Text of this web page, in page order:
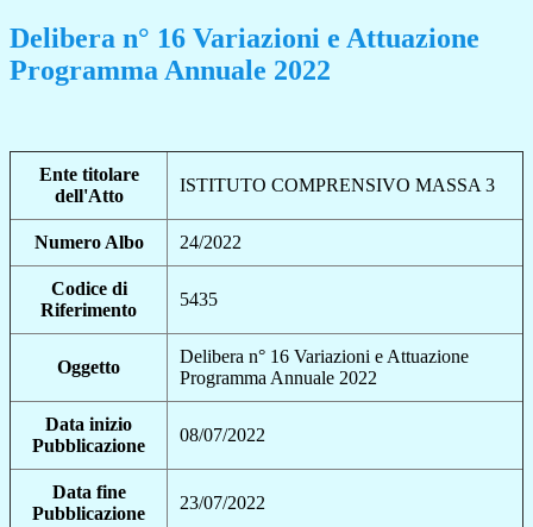
Delibera n° 16 Variazioni e Attuazione
Programma Annuale 2022
Ente titolare
dell'Atto
ISTITUTO COMPRENSIVO MASSA 3
Numero Albo 24/2022
Codice di
Riferimento
5435
Oggetto
Delibera n° 16 Variazioni e Attuazione
Programma Annuale 2022
Data inizio
Pubblicazione
08/07/2022
Data fine
Pubblicazione
23/07/2022